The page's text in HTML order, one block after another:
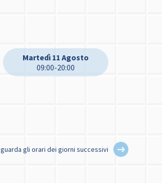
Martedì 11 Agosto
09:00-20:00
guarda gli orari dei giorni successivi